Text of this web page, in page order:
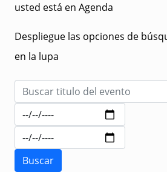
usted está en Agenda
Despliegue las opciones de
en la lupa